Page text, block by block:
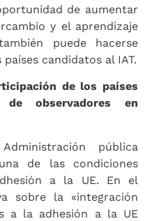
de aumentar
y el aprendizaje
puede hacerse
candidatos al IAT.
de los países
observadores en
pública
de las condiciones
a la UE. En el
sobre la «integración
a la adhesión a la UE